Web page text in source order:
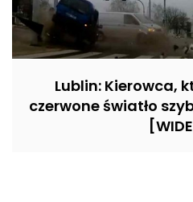
Lublin: Kierowca,
czerwone światło